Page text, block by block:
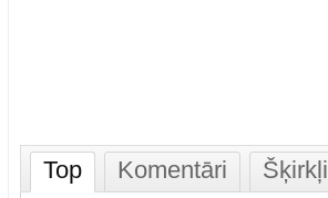
Top Komentāri Šķirkļi